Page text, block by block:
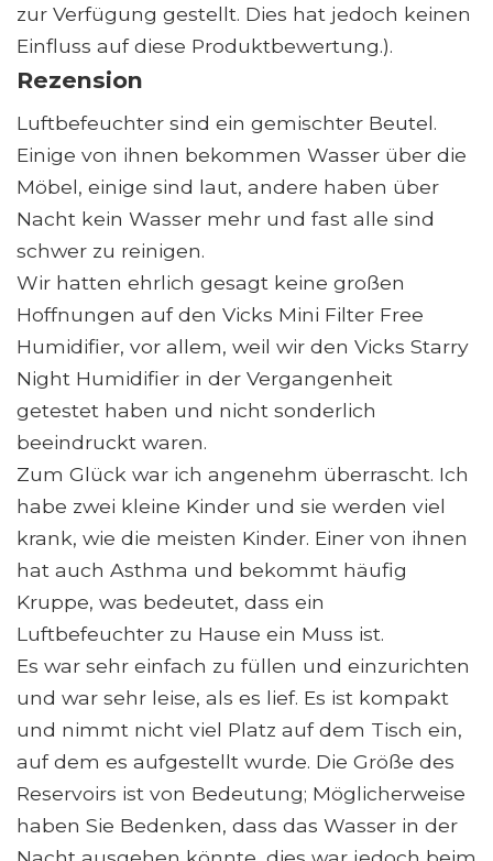
zur Verfügung gestellt. Dies hat jedoch keinen
Einfluss auf diese Produktbewertung.).
Rezension
Luftbefeuchter sind ein gemischter Beutel.
Einige von ihnen bekommen Wasser über die
Möbel, einige sind laut, andere haben über
Nacht kein Wasser mehr und fast alle sind
schwer zu reinigen.
Wir hatten ehrlich gesagt keine großen
Hoffnungen auf den Vicks Mini Filter Free
Humidifier, vor allem, weil wir den Vicks Starry
Night Humidifier in der Vergangenheit
getestet haben und nicht sonderlich
beeindruckt waren.
Zum Glück war ich angenehm überrascht. Ich
habe zwei kleine Kinder und sie werden viel
krank, wie die meisten Kinder. Einer von ihnen
hat auch Asthma und bekommt häufig
Kruppe, was bedeutet, dass ein
Luftbefeuchter zu Hause ein Muss ist.
Es war sehr einfach zu füllen und einzurichten
und war sehr leise, als es lief. Es ist kompakt
und nimmt nicht viel Platz auf dem Tisch ein,
auf dem es aufgestellt wurde. Die Größe des
Reservoirs ist von Bedeutung; Möglicherweise
haben Sie Bedenken, dass das Wasser in der